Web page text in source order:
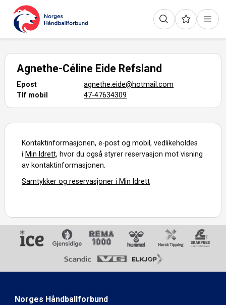
Agnethe-Céline Eide Refsland
Epost
agnethe.eide@hotmail.com
Tlf mobil
47-47634309
Kontaktinformasjonen, e-post og mobil, vedlikeholdes
i Min Idrett, hvor du også styrer reservasjon mot visning
av kontaktinformasjonen.
Samtykker og reservasjoner i Min Idrett
Norges Håndballforbund